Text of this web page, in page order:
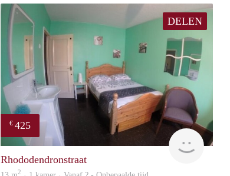
DELEN
€ 425
rent
Rhododendronstraat
2